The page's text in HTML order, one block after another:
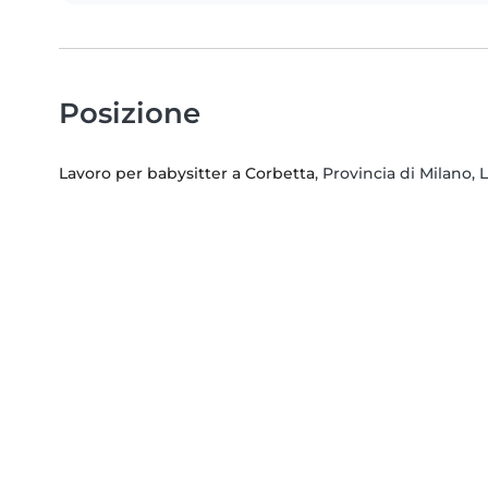
Posizione
Lavoro per babysitter a Corbetta, Provincia di Milano,